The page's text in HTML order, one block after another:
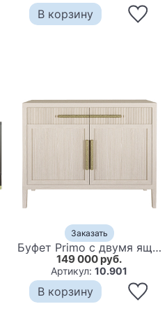
В корзину
Заказать
Буфет Primo с двумя ящиками и двумя фасадами Светлый дуб
149 000 руб.
Артикул:10.901
В корзину